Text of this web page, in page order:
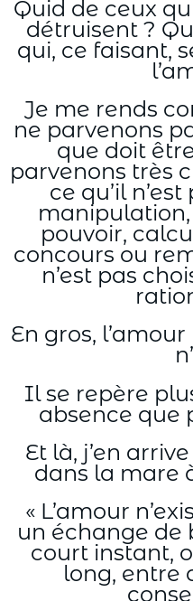
Quid de ceux
détruisent ?
qui, ce faisant,
Je me rends
ne parvenons
que doit
parvenons très
ce qu’il
pouvoir,
concours ou
n’est pas
En gros, l’amour
Il se repère
absence que
Et là, j’en
dans la mare
« L’amour
un échange de
court instant,
long, entre